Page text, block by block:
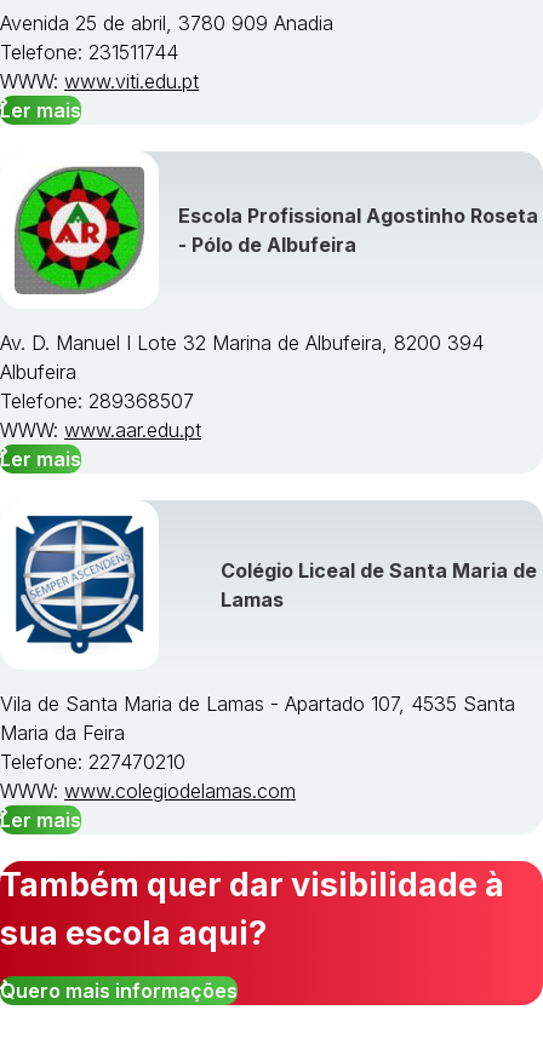
Avenida 25 de abril, 3780 909 Anadia
Telefone: 231511744
WWW: www.viti.edu.pt
Ler mais
Escola Profissional Agostinho Roseta
- Pólo de Albufeira
Av. D. Manuel I Lote 32 Marina de Albufeira, 8200 394
Albufeira
Telefone: 289368507
WWW: www.aar.edu.pt
Ler mais
Colégio Liceal de Santa Maria de
Lamas
Vila de Santa Maria de Lamas - Apartado 107, 4535 Santa
Maria da Feira
Telefone: 227470210
WWW: www.colegiodelamas.com
Ler mais
Também quer dar visibilidade à
sua escola aqui?
Quero mais informações